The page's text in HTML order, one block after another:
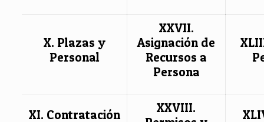
X. Plazas y
Personal
XXVII.
Asignación de
Recursos a
Persona
XI. Contratación
XXVIII.